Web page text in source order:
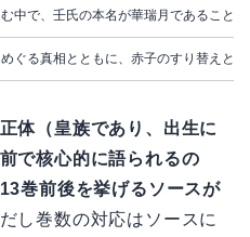
中で、壬氏の本名が華瑞月であること
ぐる真相とともに、赤子のすり替えと
体（皇族であり、出生に
で核心的に語られるの
巻前後を挙げるソースが
し巻数の対応はソースに